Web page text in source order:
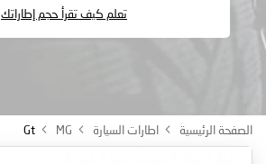
تعلم كيف تقرأ حجم إطاراتك
الصفحة الرئيسية اطارات السيارة MG
Gt